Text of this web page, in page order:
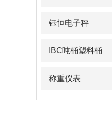
钰恒电子秤
IBC吨桶塑料桶
称重仪表